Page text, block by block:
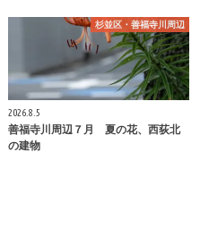
杉並区・善福寺川周辺
2026.8.5
善福寺川周辺７月 夏の花、西荻北
の建物